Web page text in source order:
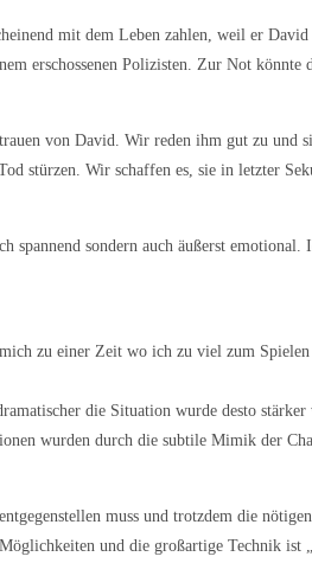
mit dem Leben zahlen, weil er
erschossenen Polizisten. Zur Not
von David. Wir reden ihm gut zu
stürzen. Wir schaffen es, sie in letzter
sondern auch äußerst
zu einer Zeit wo ich zu viel zum
die Situation wurde desto
wurden durch die subtile Mimik der
muss und trotzdem die
und die großartige Technik